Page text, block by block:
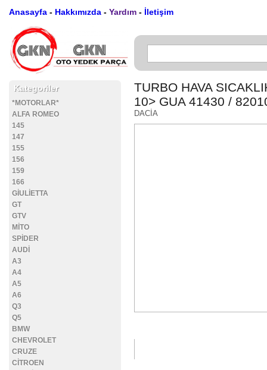
Anasayfa - Hakkımızda - Yardım - İletişim
Kategoriler
*MOTORLAR*
ALFA ROMEO
145
147
155
156
159
166
GİULİETTA
GT
GTV
MİTO
SPİDER
AUDİ
A3
A4
A5
A6
Q3
Q5
BMW
CHEVROLET
CRUZE
CİTROEN
TURBO HAVA
10> GUA 41430 /
DACİA